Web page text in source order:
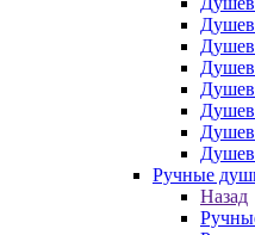
Ручные
Назад